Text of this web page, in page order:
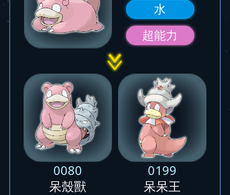
水
超能力
0080
呆殼獸
0199
呆呆王